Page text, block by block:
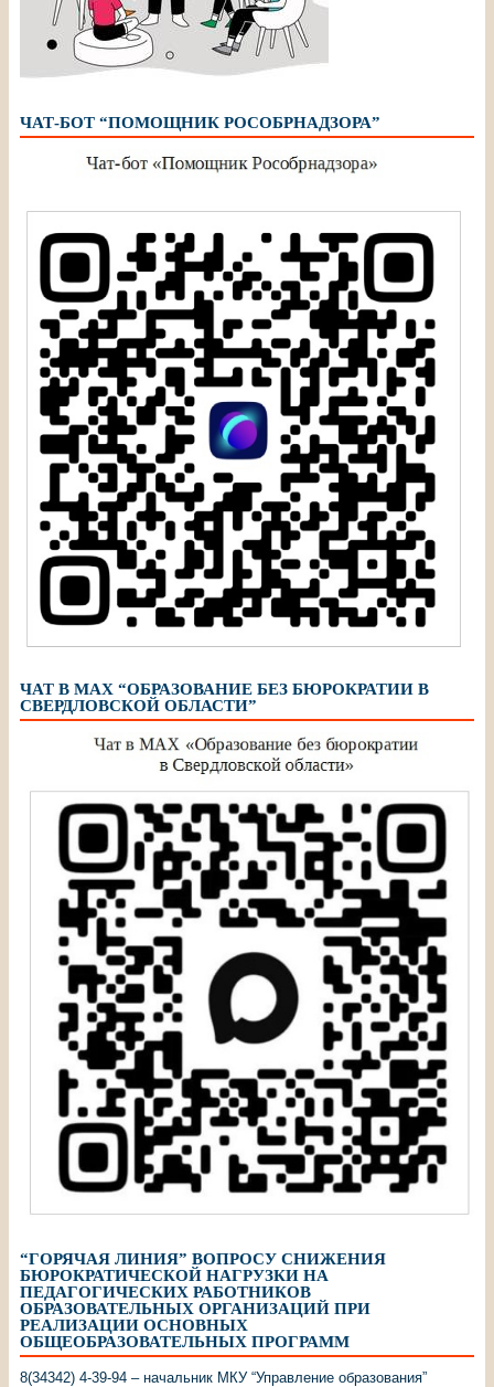
ЧАТ-БОТ “ПОМОЩНИК РОСОБРНАДЗОРА”
ЧАТ В МАХ “ОБРАЗОВАНИЕ БЕЗ БЮРОКРАТИИ В
СВЕРДЛОВСКОЙ ОБЛАСТИ”
“ГОРЯЧАЯ ЛИНИЯ” ВОПРОСУ СНИЖЕНИЯ
БЮРОКРАТИЧЕСКОЙ НАГРУЗКИ НА
ПЕДАГОГИЧЕСКИХ РАБОТНИКОВ
ОБРАЗОВАТЕЛЬНЫХ ОРГАНИЗАЦИЙ ПРИ
РЕАЛИЗАЦИИ ОСНОВНЫХ
ОБЩЕОБРАЗОВАТЕЛЬНЫХ ПРОГРАММ
8(34342) 4-39-94 – начальник МКУ “Управление образования”